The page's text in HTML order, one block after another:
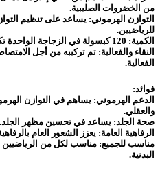
من الخضروات الصليبية.
التوازن الهرموني: يساعد على تنظيم
للرياضيين.
الكمية: 120 كبسولة في الزجاجة الواحدة تكفي لمدة 03 أشهر من الاستخدام.
النقاء والفعالية: تم تركيبه من أجل
الفعالية.
فوائد:
الدعم الهرموني: يساهم في التوازن
والعقلي.
صحة الجلد: يساعد في تحسين مظهر الجلد.
الرفاهية العامة: يعزز الشعور العام
مناسب للجميع: مناسب لكل من الرياضيين
البدنية.